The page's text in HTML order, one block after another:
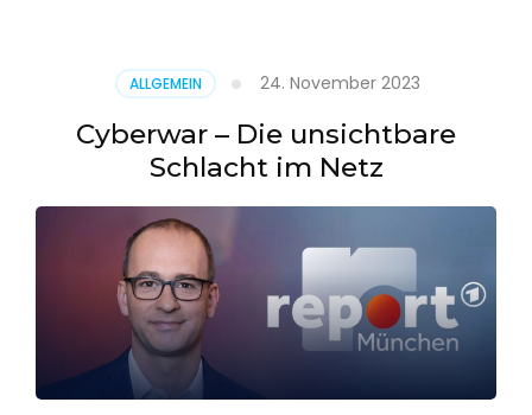
ALLGEMEIN 24. November 2023
Cyberwar – Die unsichtbare
Schlacht im Netz